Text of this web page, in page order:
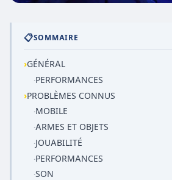
📋SOMMAIRE
›GÉNÉRAL
·PERFORMANCES
›PROBLÈMES CONNUS
·MOBILE
·ARMES ET OBJETS
·JOUABILITÉ
·PERFORMANCES
·SON